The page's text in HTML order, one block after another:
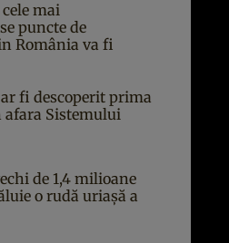
mai
puncte de
România va fi
fi descoperit prima
afara Sistemului
de 1,4 milioane
o rudă uriașă a